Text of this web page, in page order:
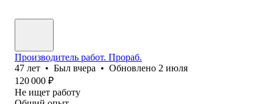
Производитель работ. Прораб.
47 лет • Был вчера • Обновлено 2 июля
120 000 ₽
Не ищет работу